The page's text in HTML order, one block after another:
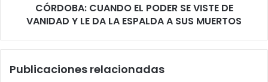
SUS
CÓRDOBA: CUANDO EL PODER SE VISTE DE
VANIDAD Y LE DA LA ESPALDA A SUS MUERTOS
Publicaciones relacionadas